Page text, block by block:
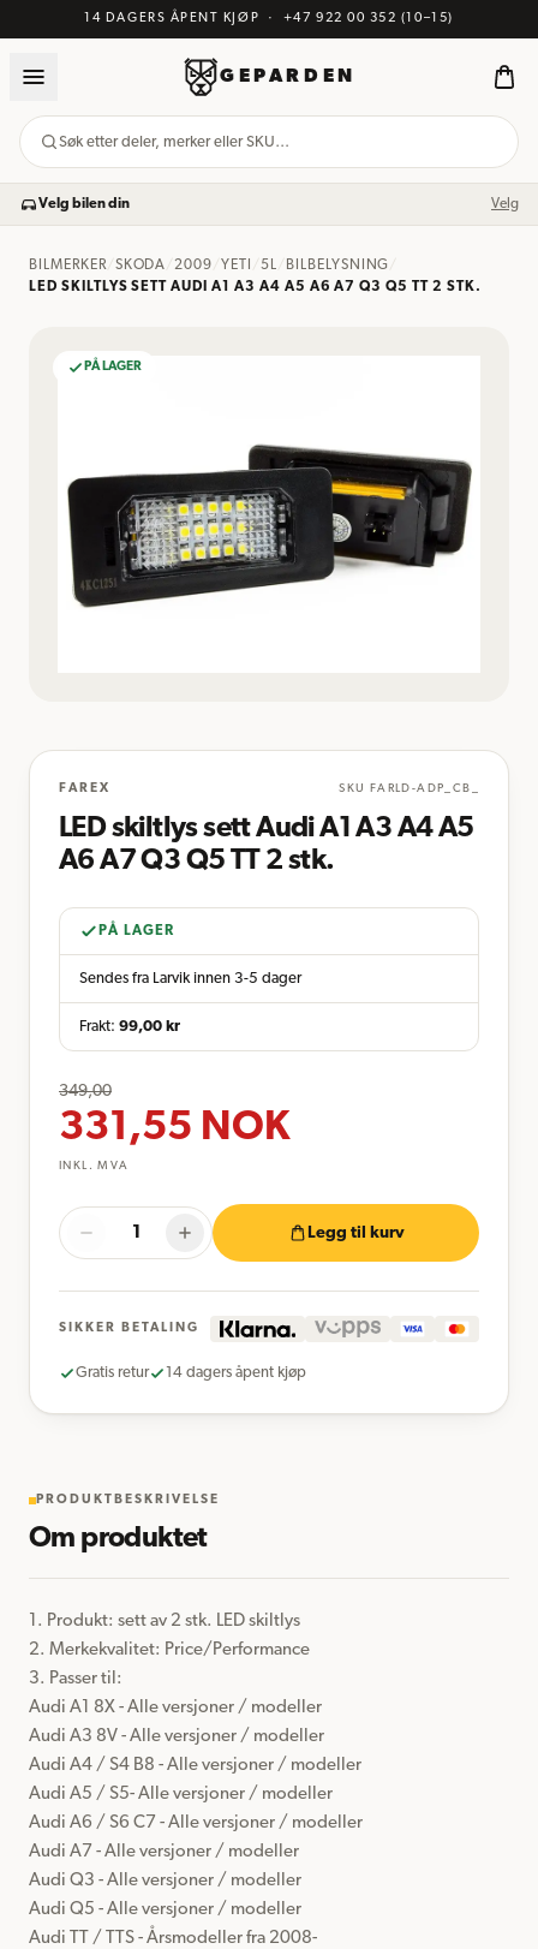
14 DAGERS ÅPENT KJØP · +47 922 00 352 (10–15)
GEPARDEN
Søk etter deler, merker eller SKU…
Velg bilen din Velg
BILMERKER/ SKODA /2009 /YETI /5L BILBELYSNING
LED SKILTLYS SETT AUDI A1 A3 A4 A5 A6 A7 Q3 Q5 TT 2 STK.
PÅ LAGER
FAREX SKU FARLD-ADP_CB_
LED skiltlys sett Audi A1 A3 A4 A5
A6 A7 Q3 Q5 TT 2 stk.
PÅ LAGER
Sendes fra Larvik innen 3-5 dager
Frakt: 99,00 kr
349,00
331,55 NOK
INKL. MVA
Legg til kurv
SIKKER BETALING
Gratis retur 14 dagers åpent kjøp
PRODUKTBESKRIVELSE
Om produktet
1. Produkt: sett av 2 stk. LED skiltlys
2. Merkekvalitet: Price/Performance
3. Passer til:
Audi A1 8X - Alle versjoner / modeller
Audi A3 8V - Alle versjoner / modeller
Audi A4 / S4 B8 - Alle versjoner / modeller
Audi A5 / S5- Alle versjoner / modeller
Audi A6 / S6 C7 - Alle versjoner / modeller
Audi A7 - Alle versjoner / modeller
Audi Q3 - Alle versjoner / modeller
Audi Q5 - Alle versjoner / modeller
Audi TT / TTS - Årsmodeller fra 2008-